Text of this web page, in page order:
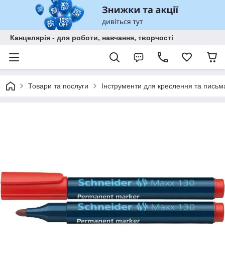
Канцелярія - для роботи, навчання, творчості
Товари та послуги Інструменти для креслення та